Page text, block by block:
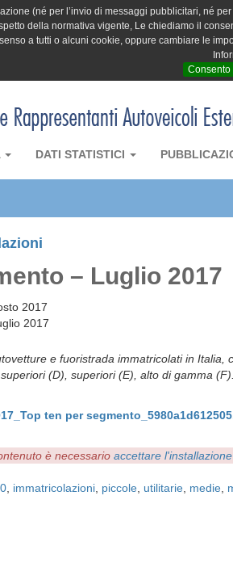
(né per l’invio di messaggi pubblicitari, né
della normativa vigente, Le chiediamo il
a tutti o alcuni cookie, oppure cambiare le
Consento
DATI STATISTICI
– Luglio 2017
2017
2017
e fuoristrada immatricolati in Italia,
(D), superiori (E), alto di gamma (F).
ten per
è necessario accettare
immatricolazioni piccole utilitarie medie